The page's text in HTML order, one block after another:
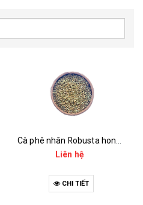
Liên hệ
CHI TIẾT